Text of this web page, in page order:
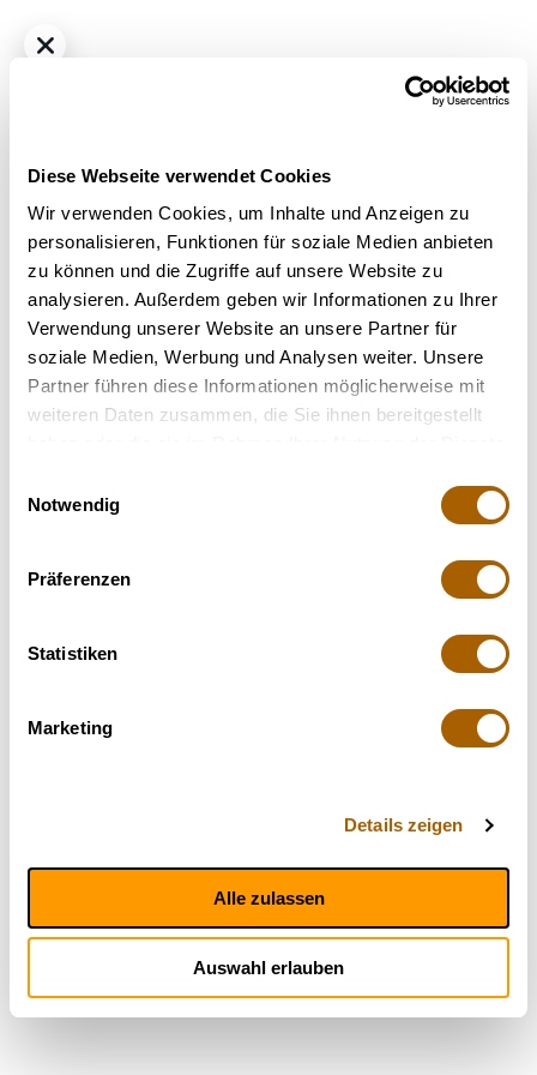
Diese Webseite verwendet Cookies
Wir verwenden Cookies, um Inhalte und Anzeigen zu
personalisieren, Funktionen für soziale Medien anbieten
zu können und die Zugriffe auf unsere Website zu
analysieren. Außerdem geben wir Informationen zu Ihrer
Verwendung unserer Website an unsere Partner für
soziale Medien, Werbung und Analysen weiter. Unsere
Partner führen diese Informationen möglicherweise mit
weiteren Daten zusammen, die Sie ihnen bereitgestellt
Notwendig
Präferenzen
Statistiken
Marketing
Details zeigen
Alle zulassen
Auswahl erlauben
All Nations GM 25/1
Nicht verfügbar